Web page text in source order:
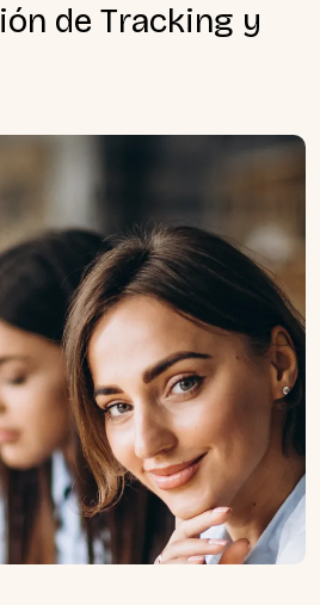
ión de Tracking y